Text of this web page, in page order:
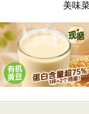
美味